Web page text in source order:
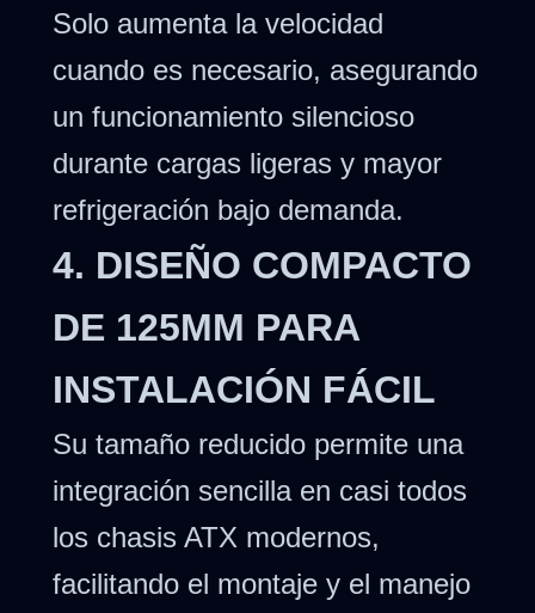
Solo aumenta la velocidad
cuando es necesario, asegurando
un funcionamiento silencioso
durante cargas ligeras y mayor
refrigeración bajo demanda.
4. DISEÑO COMPACTO
DE 125MM PARA
INSTALACIÓN FÁCIL
Su tamaño reducido permite una
integración sencilla en casi todos
los chasis ATX modernos,
facilitando el montaje y el manejo